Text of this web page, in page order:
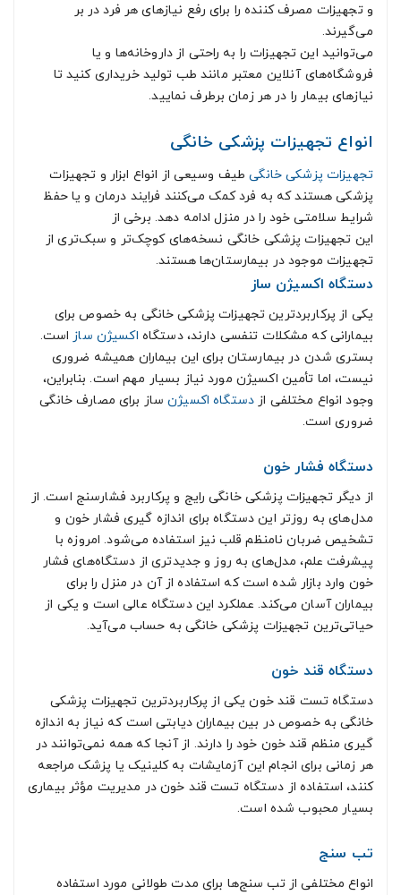
و تجهیزات مصرف کننده را برای رفع نیازهای هر فرد در بر
می‌گیرند.
می‌توانید این تجهیزات را به راحتی از داروخانه‌ها و یا
فروشگاه‌های آنلاین معتبر مانند طب تولید خریداری کنید تا
نیازهای بیمار را در هر زمان برطرف نمایید.
انواع تجهیزات پزشکی خانگی
تجهیزات پزشکی خانگیطیف وسیعی از انواع ابزار و تجهیزات
پزشکی هستند که به فرد کمک می‌کنند فرایند درمان و یا حفظ
شرایط سلامتی خود را در منزل ادامه دهد. برخی از
این تجهیزات پزشکی خانگی نسخه‌های کوچک‌تر و سبک‌تری از
تجهیزات موجود در بیمارستان‌ها هستند.
دستگاه اکسیژن ساز
یکی از پرکاربردترین تجهیزات پزشکی خانگی به خصوص برای
بیمارانی که مشکلات تنفسی دارند، دستگاه اکسیژن ساز است.
بستری شدن در بیمارستان برای این بیماران همیشه ضروری
نیست، اما تأمین اکسیژن مورد نیاز بسیار مهم است. بنابراین،
وجود انواع مختلفی از دستگاه اکسیژنساز برای مصارف خانگی
ضروری است.
دستگاه فشار خون
از دیگر تجهیزات پزشکی خانگی رایج و پرکاربرد فشارسنج است. از
مدل‌های به روزتر این دستگاه برای اندازه گیری فشار خون و
تشخیص ضربان نامنظم قلب نیز استفاده می‌شود. امروزه با
پیشرفت علم، مدل‌های به روز و جدیدتری از دستگاه‌های فشار
خون وارد بازار شده است که استفاده از آن در منزل را برای
بیماران آسان می‌کند. عملکرد این دستگاه عالی است و یکی از
حیاتی‌ترین تجهیزات پزشکی خانگی به حساب می‌آید.
دستگاه قند خون
دستگاه تست قند خون یکی از پرکاربردترین تجهیزات پزشکی
خانگی به خصوص در بین بیماران دیابتی است که نیاز به اندازه
گیری منظم قند خون خود را دارند. از آنجا که همه نمی‌توانند در
هر زمانی برای انجام این آزمایشات به کلینیک یا پزشک مراجعه
کنند، استفاده از دستگاه تست قند خون در مدیریت مؤثر بیماری
بسیار محبوب شده است.
تب سنج
انواع مختلفی از تب سنج‌ها برای مدت طولانی مورد استفاده